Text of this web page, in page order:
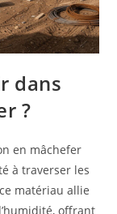
dans
?
en mâchefer
à traverser les
matériau allie
offrant